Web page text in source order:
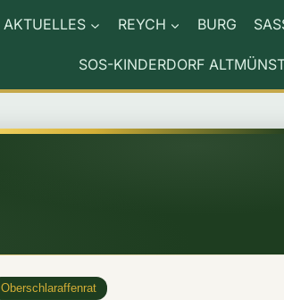
AKTUELLES REYCH BURG
SOS-KINDERDORF
Oberschlaraffenrat